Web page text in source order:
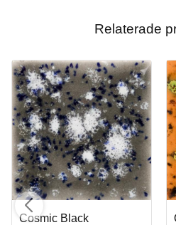
Relaterade
Cosmic Black